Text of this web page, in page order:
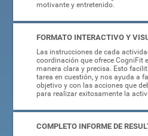
motivante y entretenido.
FORMATO INTERACTIVO Y
Las instrucciones de cada
coordinación que ofrece CogniFit
manera clara y precisa. Esto
tarea en cuestión, y nos ayuda a
objetivo y con las acciones que
para realizar exitosamente la
COMPLETO INFORME DE